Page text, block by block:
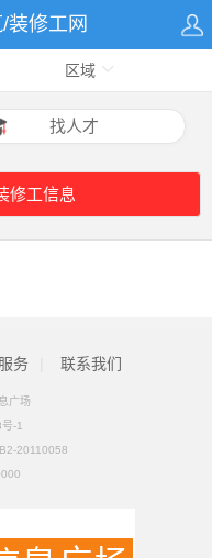
装修工网
区域
找人才
修工信息
务 联系我们
广场
-1
20110058